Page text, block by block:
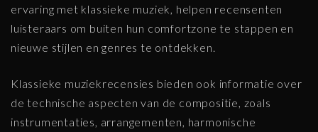
ervaring met klassieke muziek, helpen recensenten
luisteraars om buiten hun comfortzone te stappen en
nieuwe stijlen en genres te ontdekken.
Klassieke muziekrecensies bieden ook informatie over
de technische aspecten van de compositie, zoals
instrumentaties, arrangementen, harmonische